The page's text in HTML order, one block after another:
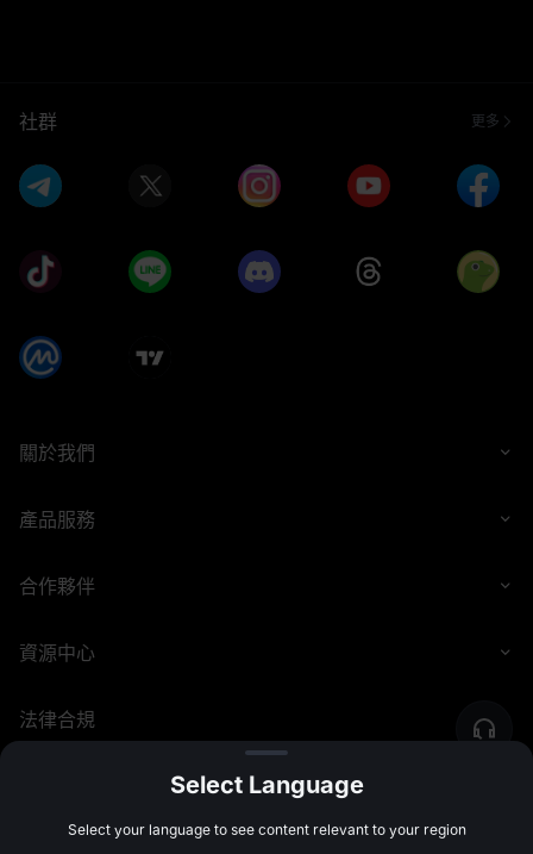
社群 更多
關於我們
產品服務
合作夥伴
資源中心
法律合規
©2026 MEXC.COM
Select Language
Select your language to see content relevant to your region